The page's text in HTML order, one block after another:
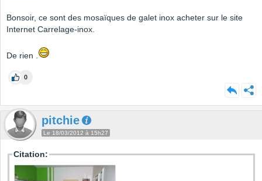
Bonsoir, ce sont des mosaïques de galet inox acheter sur le site
Internet Carrelage-inox.
De rien .
0
pitchie
Le 18/03/2012 à 15h27
Citation: